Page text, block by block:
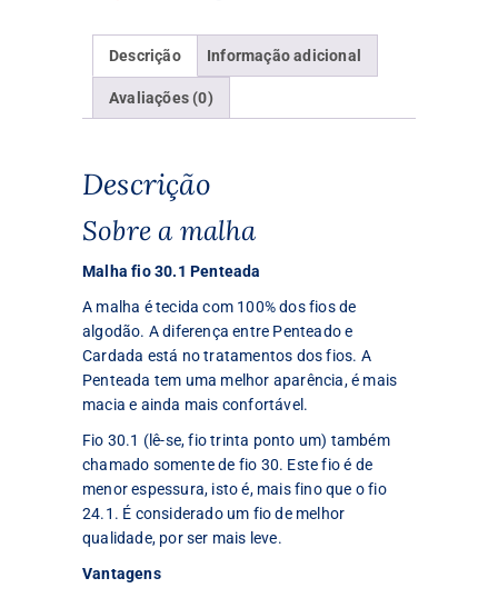
Descrição Informação adicional
Avaliações (0)
Descrição
Sobre a malha
Malha fio 30.1 Penteada
A malha é tecida com 100% dos fios de
algodão. A diferença entre Penteado e
Cardada está no tratamentos dos fios. A
Penteada tem uma melhor aparência, é mais
macia e ainda mais confortável.
Fio 30.1 (lê-se, fio trinta ponto um) também
chamado somente de fio 30. Este fio é de
menor espessura, isto é, mais fino que o fio
24.1. É considerado um fio de melhor
qualidade, por ser mais leve.
Vantagens